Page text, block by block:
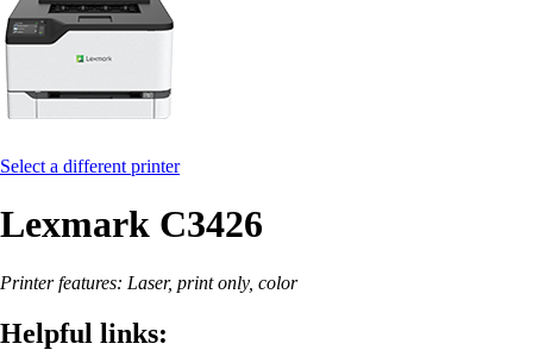
Select a different printer
Lexmark C3426
Printer features: Laser, print only, color
Helpful links: